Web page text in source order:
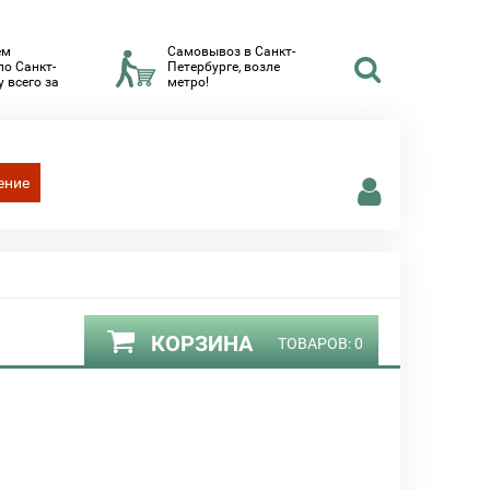
Самовывоз в Санкт-
Петербурге, возле
метро!
Санкт-
всего за
КОРЗИНА ТОВАРОВ:0